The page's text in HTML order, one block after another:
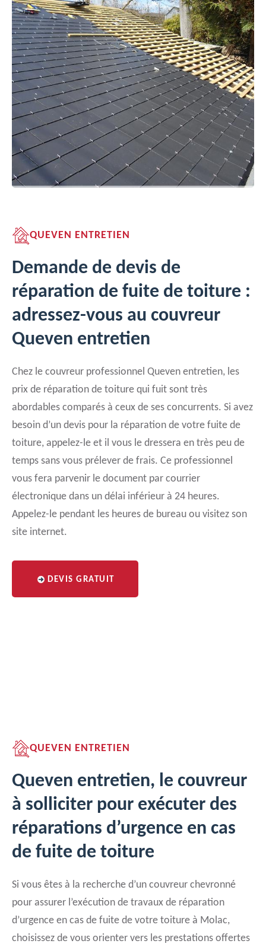
QUEVEN ENTRETIEN
Demande de devis de
réparation de fuite de toiture :
adressez-vous au couvreur
Queven entretien
Chez le couvreur professionnel Queven entretien, les
prix de réparation de toiture qui fuit sont très
abordables comparés à ceux de ses concurrents. Si avez
besoin d’un devis pour la réparation de votre fuite de
toiture, appelez-le et il vous le dressera en très peu de
temps sans vous prélever de frais. Ce professionnel
vous fera parvenir le document par courrier
électronique dans un délai inférieur à 24 heures.
Appelez-le pendant les heures de bureau ou visitez son
site internet.
DEVIS GRATUIT
QUEVEN ENTRETIEN
Queven entretien, le couvreur
à solliciter pour exécuter des
réparations d’urgence en cas
de fuite de toiture
Si vous êtes à la recherche d’un couvreur chevronné
pour assurer l’exécution de travaux de réparation
d’urgence en cas de fuite de votre toiture à Molac,
choisissez de vous orienter vers les prestations offertes